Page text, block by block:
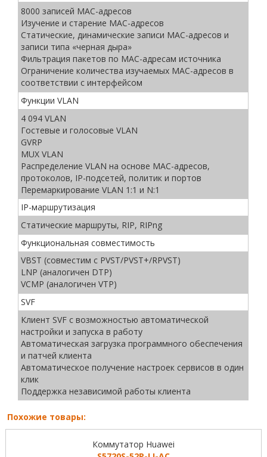
8000 записей MAC-адресов
Изучение и старение MAC-адресов
Статические, динамические записи MAC-адресов и
записи типа «черная дыра»
Фильтрация пакетов по MAC-адресам источника
Ограничение количества изучаемых MAC-адресов в
соответствии с интерфейсом
Функции VLAN
4 094 VLAN
Гостевые и голосовые VLAN
GVRP
MUX VLAN
Распределение VLAN на основе MAC-адресов,
протоколов, IP-подсетей, политик и портов
Перемаркирование VLAN 1:1 и N:1
IP-маршрутизация
Статические маршруты, RIP, RIPng
Функциональная совместимость
VBST (совместим с PVST/PVST+/RPVST)
LNP (аналогичен DTP)
VCMP (аналогичен VTP)
SVF
Клиент SVF с возможностью автоматической
настройки и запуска в работу
Автоматическая загрузка программного обеспечения
и патчей клиента
Автоматическое получение настроек сервисов в один
клик
Поддержка независимой работы клиента
Похожие товары:
Коммутатор Huawei